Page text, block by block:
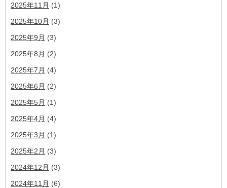
2025年11月 (1)
2025年10月 (3)
2025年9月 (3)
2025年8月 (2)
2025年7月 (4)
2025年6月 (2)
2025年5月 (1)
2025年4月 (4)
2025年3月 (1)
2025年2月 (3)
2024年12月 (3)
2024年11月 (6)